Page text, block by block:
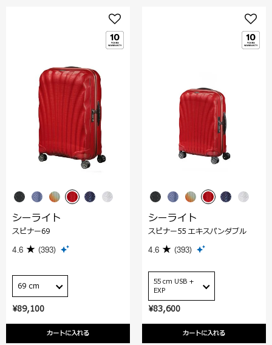
¥89,100
カートに入れる
シーライト
スピナー69
4.6 (393)
69 cm
¥83,600
カートに入れる
シーライト
スピナー55 エキスパンダブル
4.6 (393)
55 cm USB +
EXP